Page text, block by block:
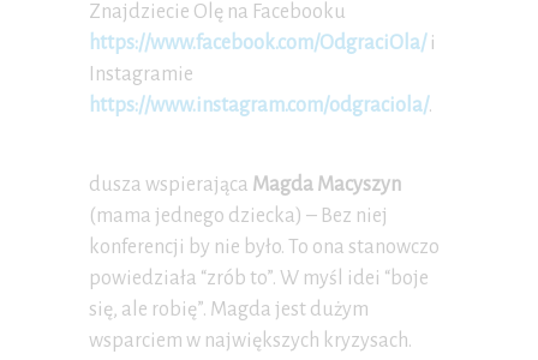
Znajdziecie Olę na Facebooku
https://www.facebook.com/OdgraciOla/i
Instagramie
https://www.instagram.com/odgraciola/.
dusza wspierająca Magda Macyszyn
(mama jednego dziecka) – Bez niej
konferencji by nie było. To ona stanowczo
powiedziała “zrób to”. W myśl idei “boje
się, ale robię”. Magda jest dużym
wsparciem w największych kryzysach.